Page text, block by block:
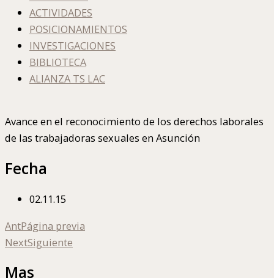
ACTIVIDADES
POSICIONAMIENTOS
INVESTIGACIONES
BIBLIOTECA
ALIANZA TS LAC
Avance en el reconocimiento de los derechos laborales
de las trabajadoras sexuales en Asunción
Fecha
02.11.15
AntPágina previa
NextSiguiente
Mas